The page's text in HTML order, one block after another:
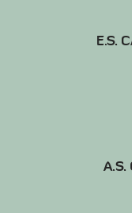
E.S.
A.S.